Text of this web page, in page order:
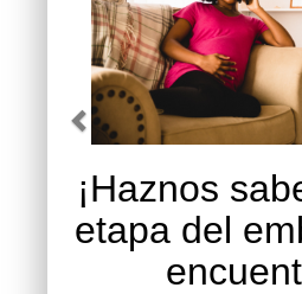
¡Haznos
etapa del